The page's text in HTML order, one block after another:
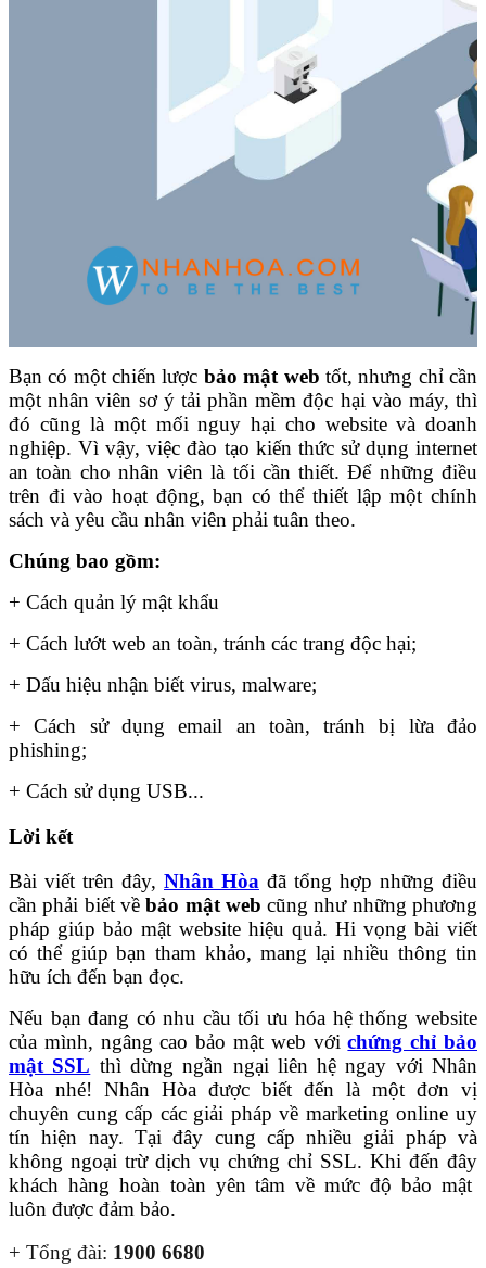
Bạn có một chiến lược bảo mật web tốt, nhưng chỉ cần
một nhân viên sơ ý tải phần mềm độc hại vào máy, thì
đó cũng là một mối nguy hại cho website và doanh
nghiệp. Vì vậy, việc đào tạo kiến thức sử dụng internet
an toàn cho nhân viên là tối cần thiết. Để những điều
trên đi vào hoạt động, bạn có thể thiết lập một chính
sách và yêu cầu nhân viên phải tuân theo.
Chúng bao gồm:
+ Cách quản lý mật khẩu
+ Cách lướt web an toàn, tránh các trang độc hại;
+ Dấu hiệu nhận biết virus, malware;
+ Cách sử dụng email an toàn, tránh bị lừa đảo
phishing;
+ Cách sử dụng USB...
Lời kết
Bài viết trên đây, Nhân Hòa đã tổng hợp những điều
cần phải biết vềbảo mật web cũng như những phương
pháp giúp bảo mật website hiệu quả. Hi vọng bài viết
có thể giúp bạn tham khảo, mang lại nhiều thông tin
hữu ích đến bạn đọc.
Nếu bạn đang có nhu cầu tối ưu hóa hệ thống website
của mình, ngâng cao bảo mật web vớichứng chỉ bảo
mật SSL thì dừng ngần ngại liên hệ ngay với Nhân
Hòa nhé! Nhân Hòa được biết đến là một đơn vị
chuyên cung cấp các giải pháp về marketing online uy
tín hiện nay. Tại đây cung cấp nhiều giải pháp và
không ngoại trừ dịch vụ chứng chỉ SSL. Khi đến đây
khách hàng hoàn toàn yên tâm về mức độ bảo mật
luôn được đảm bảo.
+ Tổng đài: 1900 6680